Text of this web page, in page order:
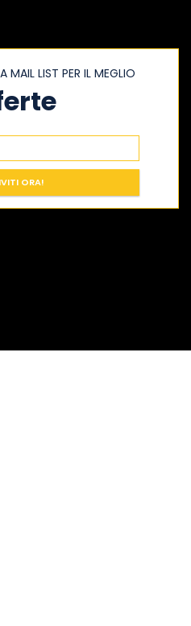
MAIL LIST PER IL MEGLIO